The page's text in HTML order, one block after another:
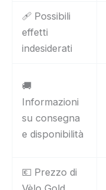
🩹 Possibili
effetti
indesiderati
🚚
Informazioni
su consegna
e disponibilità
💶 Prezzo di